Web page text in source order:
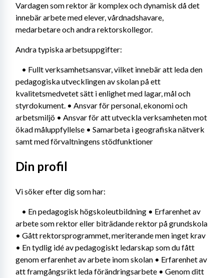
Vardagen som rektor är komplex och dynamisk då det
innebär arbete med elever, vårdnadshavare,
medarbetare och andra rektorskollegor.
Andra typiska arbetsuppgifter:
pedagogiska utvecklingen av skolan på ett
kvalitetsmedvetet sätt i enlighet med lagar, mål och
styrdokument. • Ansvar för personal, ekonomi och
arbetsmiljö • Ansvar för att utveckla verksamheten mot
ökad måluppfyllelse • Samarbeta i geografiska nätverk
samt med förvaltningens stödfunktioner
Din profil
Vi söker efter dig som har:
arbete som rektor eller biträdande rektor på grundskola
• Gått rektorsprogrammet, meriterande men inget krav
• En tydlig idé av pedagogiskt ledarskap som du fått
genom erfarenhet av arbete inom skolan • Erfarenhet av
att framgångsrikt leda förändringsarbete • Genom ditt